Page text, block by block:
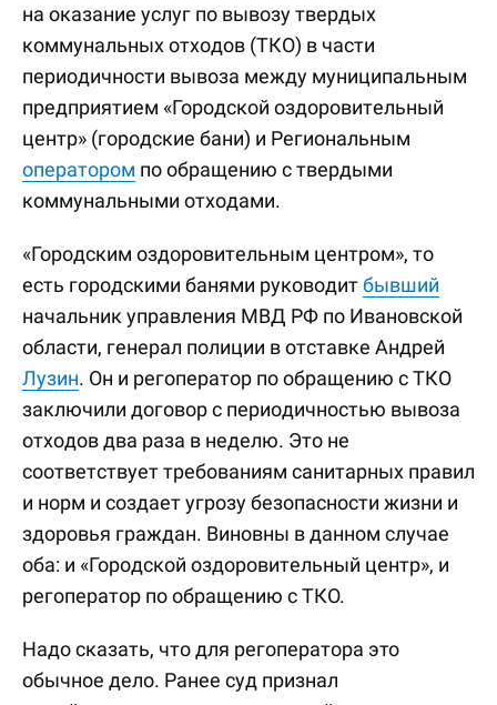
на оказание услуг по вывозу твердых
коммунальных отходов (ТКО) в части
периодичности вывоза между муниципальным
предприятием «Городской оздоровительный
центр» (городские бани) и Региональным
оператором по обращению с твердыми
коммунальными отходами.
«Городским оздоровительным центром», то
есть городскими банями руководитбывший
начальник управления МВД РФ по Ивановской
области, генерал полиции в отставке Андрей
Лузин. Он и регоператор по обращению с ТКО
заключили договор с периодичностью вывоза
отходов два раза в неделю. Это не
соответствует требованиям санитарных правил
и норм и создает угрозу безопасности жизни и
здоровья граждан. Виновны в данном случае
оба: и «Городской оздоровительный центр», и
регоператор по обращению с ТКО.
Надо сказать, что для регоператора это
обычное дело. Ранее суд признал